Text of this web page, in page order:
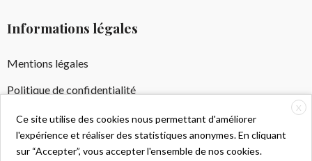
Informations légales
Mentions légales
Politique de confidentialité
Crédits Photos
X
Ce site utilise des cookies nous permettant d'améliorer
l'expérience et réaliser des statistiques anonymes. En cliquant
sur “Accepter”, vous accepter l'ensemble de nos cookies.